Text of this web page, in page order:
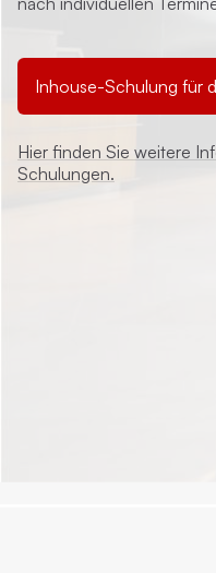
Inhouse-Schulung für
Hier finden Sie weitere
Schulungen.